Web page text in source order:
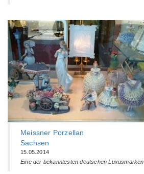
Meissner Porzellan
Sachsen
15.05.2014
Eine der bekanntesten deutschen Luxusmarken